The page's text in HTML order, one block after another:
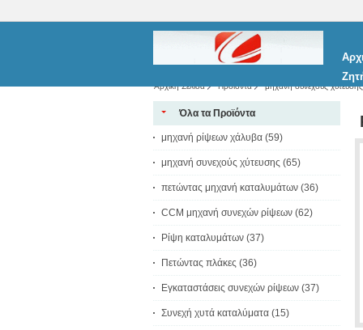
Αρχική Σελίδα Προϊόντα μηχανή συνεχούς χύτευσης
Όλα τα Προϊόντα
μηχανή ρίψεων χάλυβα (59)
μηχανή συνεχούς χύτευσης (65)
πετώντας μηχανή καταλυμάτων (36)
CCM μηχανή συνεχών ρίψεων (62)
Ρίψη καταλυμάτων (37)
Πετώντας πλάκες (36)
Εγκαταστάσεις συνεχών ρίψεων (37)
Συνεχή χυτά καταλύματα (15)